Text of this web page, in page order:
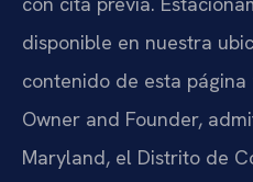
disponible en nuestra
contenido de esta
Owner and Founder,
Maryland, el Distrito de